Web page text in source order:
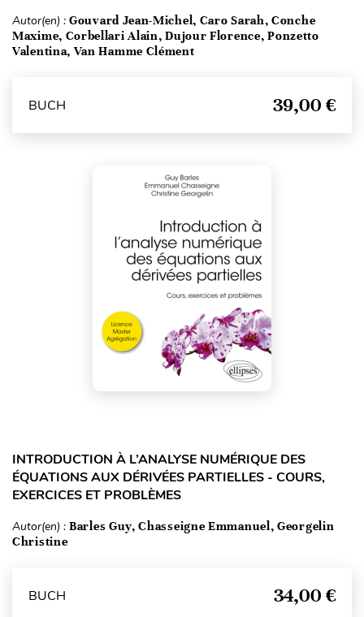
Autor(en) : Gouvard Jean-Michel, Caro Sarah, Conche
Maxime, Corbellari Alain, Dujour Florence, Ponzetto
Valentina, Van Hamme Clément
BUCH 39,00 €
INTRODUCTION À L’ANALYSE NUMÉRIQUE DES
ÉQUATIONS AUX DÉRIVÉES PARTIELLES - COURS,
EXERCICES ET PROBLÈMES
Autor(en) : Barles Guy, Chasseigne Emmanuel, Georgelin
Christine
BUCH 34,00 €